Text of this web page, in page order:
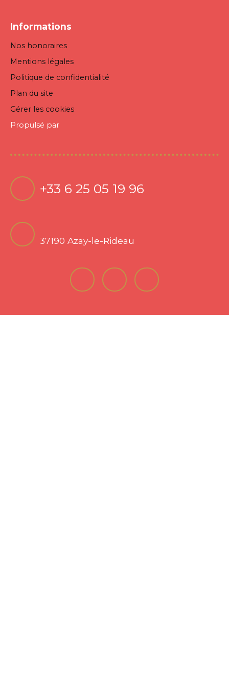
Informations
Nos honoraires
Mentions légales
Politique de confidentialité
Plan du site
Gérer les cookies
Propulsé par
+33 6 25 05 19 96
37190 Azay-le-Rideau